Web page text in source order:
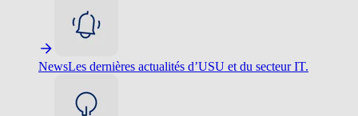
NewsLes dernières actualités d’USU et du secteur IT.